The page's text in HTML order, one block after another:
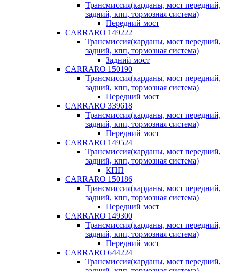
Трансмиссия(карданы, мост передний,
задний, кпп, тормозная система)
Передний мост
CARRARO 149222
Трансмиссия(карданы, мост передний,
задний, кпп, тормозная система)
Задний мост
CARRARO 150190
Трансмиссия(карданы, мост передний,
задний, кпп, тормозная система)
Передний мост
CARRARO 339618
Трансмиссия(карданы, мост передний,
задний, кпп, тормозная система)
Передний мост
CARRARO 149524
Трансмиссия(карданы, мост передний,
задний, кпп, тормозная система)
КПП
CARRARO 150186
Трансмиссия(карданы, мост передний,
задний, кпп, тормозная система)
Передний мост
CARRARO 149300
Трансмиссия(карданы, мост передний,
задний, кпп, тормозная система)
Передний мост
CARRARO 644224
Трансмиссия(карданы, мост передний,